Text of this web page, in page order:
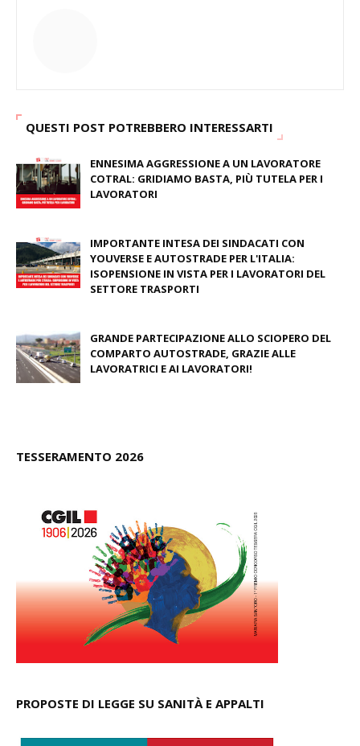
QUESTI POST POTREBBERO INTERESSARTI
ENNESIMA AGGRESSIONE A UN LAVORATORE
COTRAL: GRIDIAMO BASTA, PIÙ TUTELA PER I
LAVORATORI
IMPORTANTE INTESA DEI SINDACATI CON
YOUVERSE E AUTOSTRADE PER L'ITALIA:
ISOPENSIONE IN VISTA PER I LAVORATORI DEL
SETTORE TRASPORTI
GRANDE PARTECIPAZIONE ALLO SCIOPERO DEL
COMPARTO AUTOSTRADE, GRAZIE ALLE
LAVORATRICI E AI LAVORATORI!
TESSERAMENTO 2026
PROPOSTE DI LEGGE SU SANITÀ E APPALTI